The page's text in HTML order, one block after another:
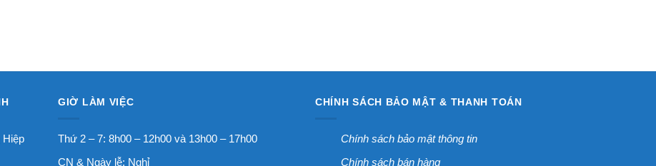
GIỜ LÀM VIỆC
Thứ 2 – 7: 8h00 – 12h00 và 13h00 – 17h00
CN & Ngày lễ: Nghỉ
CHÍNH SÁCH BẢO MẬT & THANH TOÁN
Chính sách bảo mật thông tin
Chính sách bán hàng